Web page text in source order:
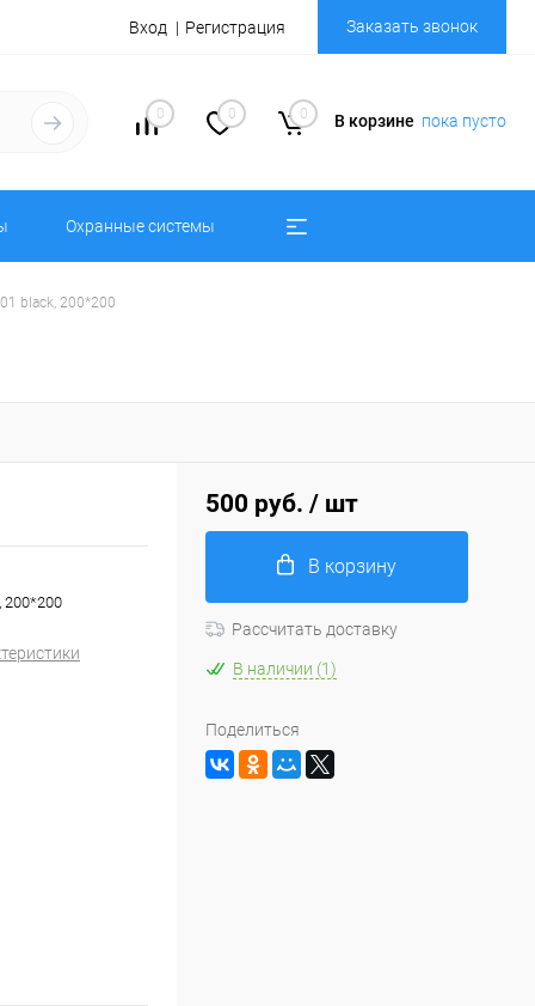
Вход Регистрация Заказать звонок
0 0 0 В корзине пока пусто
Охранные системы
black, 200*200
200*200
500 руб. / шт
В корзину
Рассчитать доставку
В наличии (1)
Поделиться